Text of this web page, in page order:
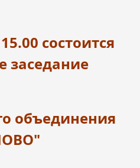
состоится
заседание
объединения